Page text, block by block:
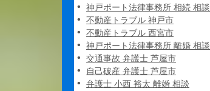
神戸ポート法律事務所 相続 相談
不動産トラブル 神戸市
不動産トラブル 西宮市
神戸ポート法律事務所 離婚 相談
交通事故 弁護士 芦屋市
自己破産 弁護士 芦屋市
弁護士 小西 裕太 離婚 相談